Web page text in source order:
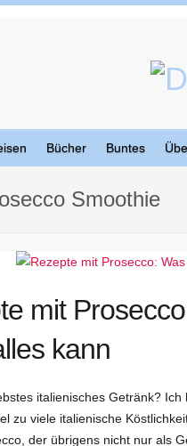
Bücher Buntes
Smoothie
mit
kann
italienisches Getränk?
zu viele italienische
der übrigens nicht nur als